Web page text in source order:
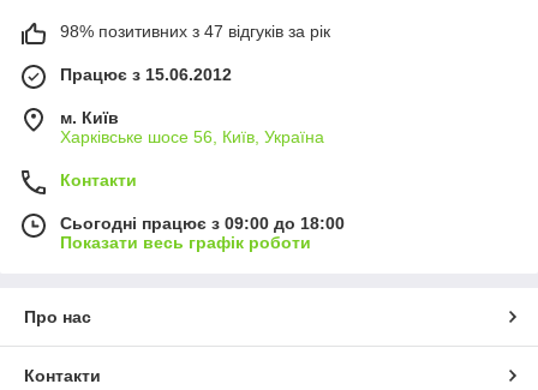
98% позитивних з 47 відгуків за рік
Працює з 15.06.2012
м. Київ
Харківське шосе 56, Київ, Україна
Контакти
Сьогодні працює з 09:00 до 18:00
Показати весь графік роботи
Про нас
Контакти